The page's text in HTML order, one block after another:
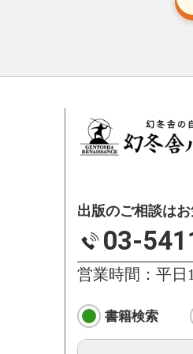
出版のご相談は
03-
営業時間：平日
書籍検索